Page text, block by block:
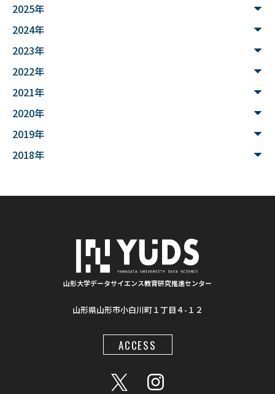
#まちの記憶を残し隊
#文理融合
#魚醤
#シカン
#学生支援 #清代寺院 #画像分析
#BorealForest #放射線 #福島第一原発事故
#半導体検出器 #物体検出 #ソーシャルメディア
#肺がん診断 #気管支内視鏡超音波画像
2025年
2024年
2023年
2022年
2021年
2020年
2019年
2018年
山形大学データサイエンス教育研究推進センター
山形県山形市小白川町１丁目４-１２
ACCESS